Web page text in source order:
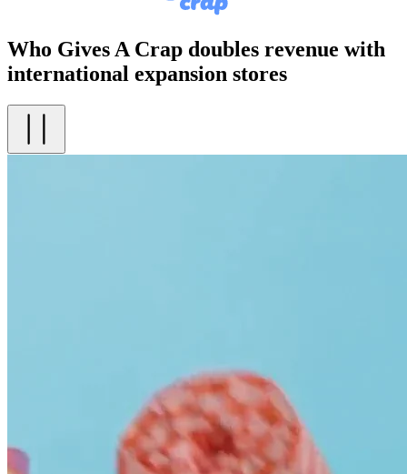
Who Gives A Crap doubles revenue with
international expansion stores